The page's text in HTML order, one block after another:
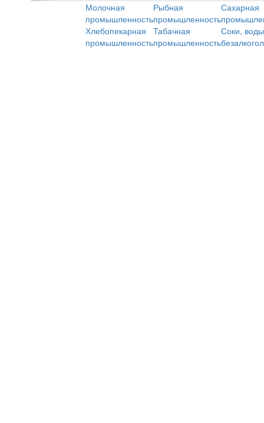
Молочная
промышленность
Рыбная
промышленность
Сахарная
Хлебопекарная
промышленность
Табачная
промышленность
Соки,